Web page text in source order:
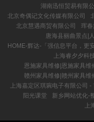
湖南迅恒贸易有限
北京奇偶记文化传媒有限公司
北京慧遇商贸有限公司
珲
唐海县丽曲景点|
HOME-辉达-「强信息平台，更
上海睿夕夕科
恩施家具维修|恩施家具维
赣州家具维修|赣州家具维
上海嘉定区琪琬电子有限公司 -
阳光课堂
新乡网站优化-